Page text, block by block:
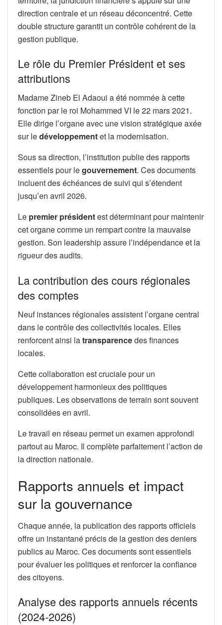
direction centrale et un réseau déconcentré. Cette
double structure garantit un contrôle cohérent de la
gestion publique.
Le rôle du Premier Président et ses
attributions
Madame Zineb El Adaoui a été nommée à cette
fonction par le roi Mohammed VI le 22 mars 2021.
Elle dirige l’organe avec une vision stratégique axée
sur ledéveloppementet la modernisation.
Sous sa direction, l’institution publie des rapports
essentiels pour legouvernement. Ces documents
incluent des échéances de suivi qui s’étendent
jusqu’en avril 2026.
Le premier présidentest déterminant pour maintenir
cet organe comme un rempart contre la mauvaise
gestion. Son leadership assure l’indépendance et la
rigueur des audits.
La contribution des cours régionales
des comptes
Neuf instances régionales assistent l’organe central
dans le contrôle des collectivités locales. Elles
renforcent ainsi latransparencedes finances
locales.
Cette collaboration est cruciale pour un
développement harmonieux des politiques
publiques. Les observations de terrain sont souvent
consolidées en avril.
Le travail en réseau permet un examen approfondi
partout au Maroc. Il complète parfaitement l’action de
la direction nationale.
Rapports annuels et impact
sur la gouvernance
Chaque année, la publication des rapports officiels
offre un instantané précis de la gestion des deniers
publics au Maroc. Ces documents sont essentiels
pour évaluer les politiques et renforcer la confiance
des citoyens.
Analyse des rapports annuels récents
(2024-2026)